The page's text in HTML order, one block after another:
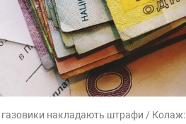
накладають штрафи / Колаж: